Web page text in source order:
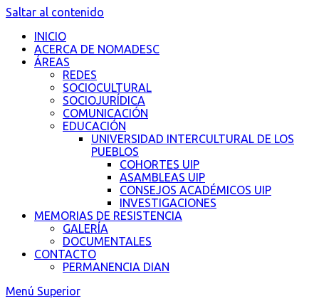
Saltar al contenido
INICIO
ACERCA DE NOMADESC
ÁREAS
REDES
SOCIOCULTURAL
SOCIOJURÍDICA
COMUNICACIÓN
EDUCACIÓN
UNIVERSIDAD INTERCULTURAL DE LOS
PUEBLOS
COHORTES UIP
ASAMBLEAS UIP
CONSEJOS ACADÉMICOS UIP
INVESTIGACIONES
MEMORIAS DE RESISTENCIA
GALERÍA
DOCUMENTALES
CONTACTO
PERMANENCIA DIAN
Menú Superior